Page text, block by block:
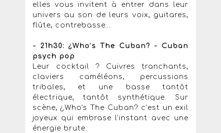
elles vous invitent à entrer dans leur
univers au son de leurs voix, guitares,
flûte, contrebasse…
- 21h30: ¿Who’s The Cuban? - Cuban
psych pop
Leur cocktail ? Cuivres tranchants,
claviers caméléons, percussions
tribales, et une basse tantôt
électrique, tantôt synthétique. Sur
scène, ¿Who's The Cuban? c’est un exil
joyeux qui embrase l’instant avec une
énergie brute.